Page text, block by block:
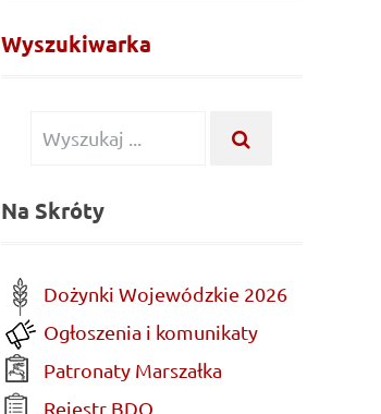
Wyszukiwarka
Wyszukiwanie dla:
Na Skróty
Dożynki Wojewódzkie 2026
Ogłoszenia i komunikaty
Patronaty Marszałka
Rejestr BDO